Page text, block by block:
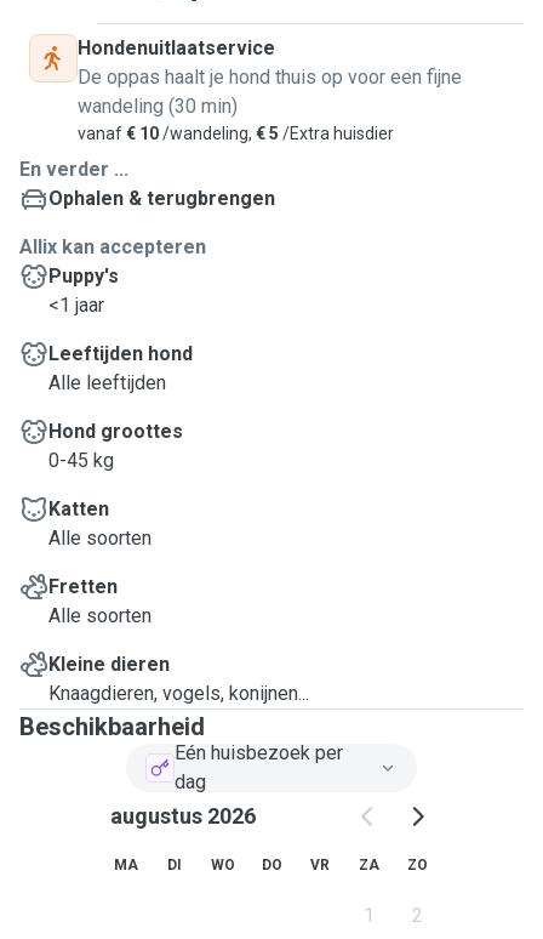
Hondenuitlaatservice
De oppas haalt je hond thuis op voor een fijne
wandeling (30 min)
vanaf€ 10/wandeling, € 5 /Extra huisdier
En verder ...
Ophalen & terugbrengen
Allix kan accepteren
Puppy's
<1 jaar
Leeftijden hond
Alle leeftijden
Hond groottes
0-45 kg
Katten
Alle soorten
Fretten
Alle soorten
Kleine dieren
Knaagdieren, vogels, konijnen...
Beschikbaarheid
Eén huisbezoek per
dag
augustus 2026
MA DI WO DO VR ZA ZO
1 2